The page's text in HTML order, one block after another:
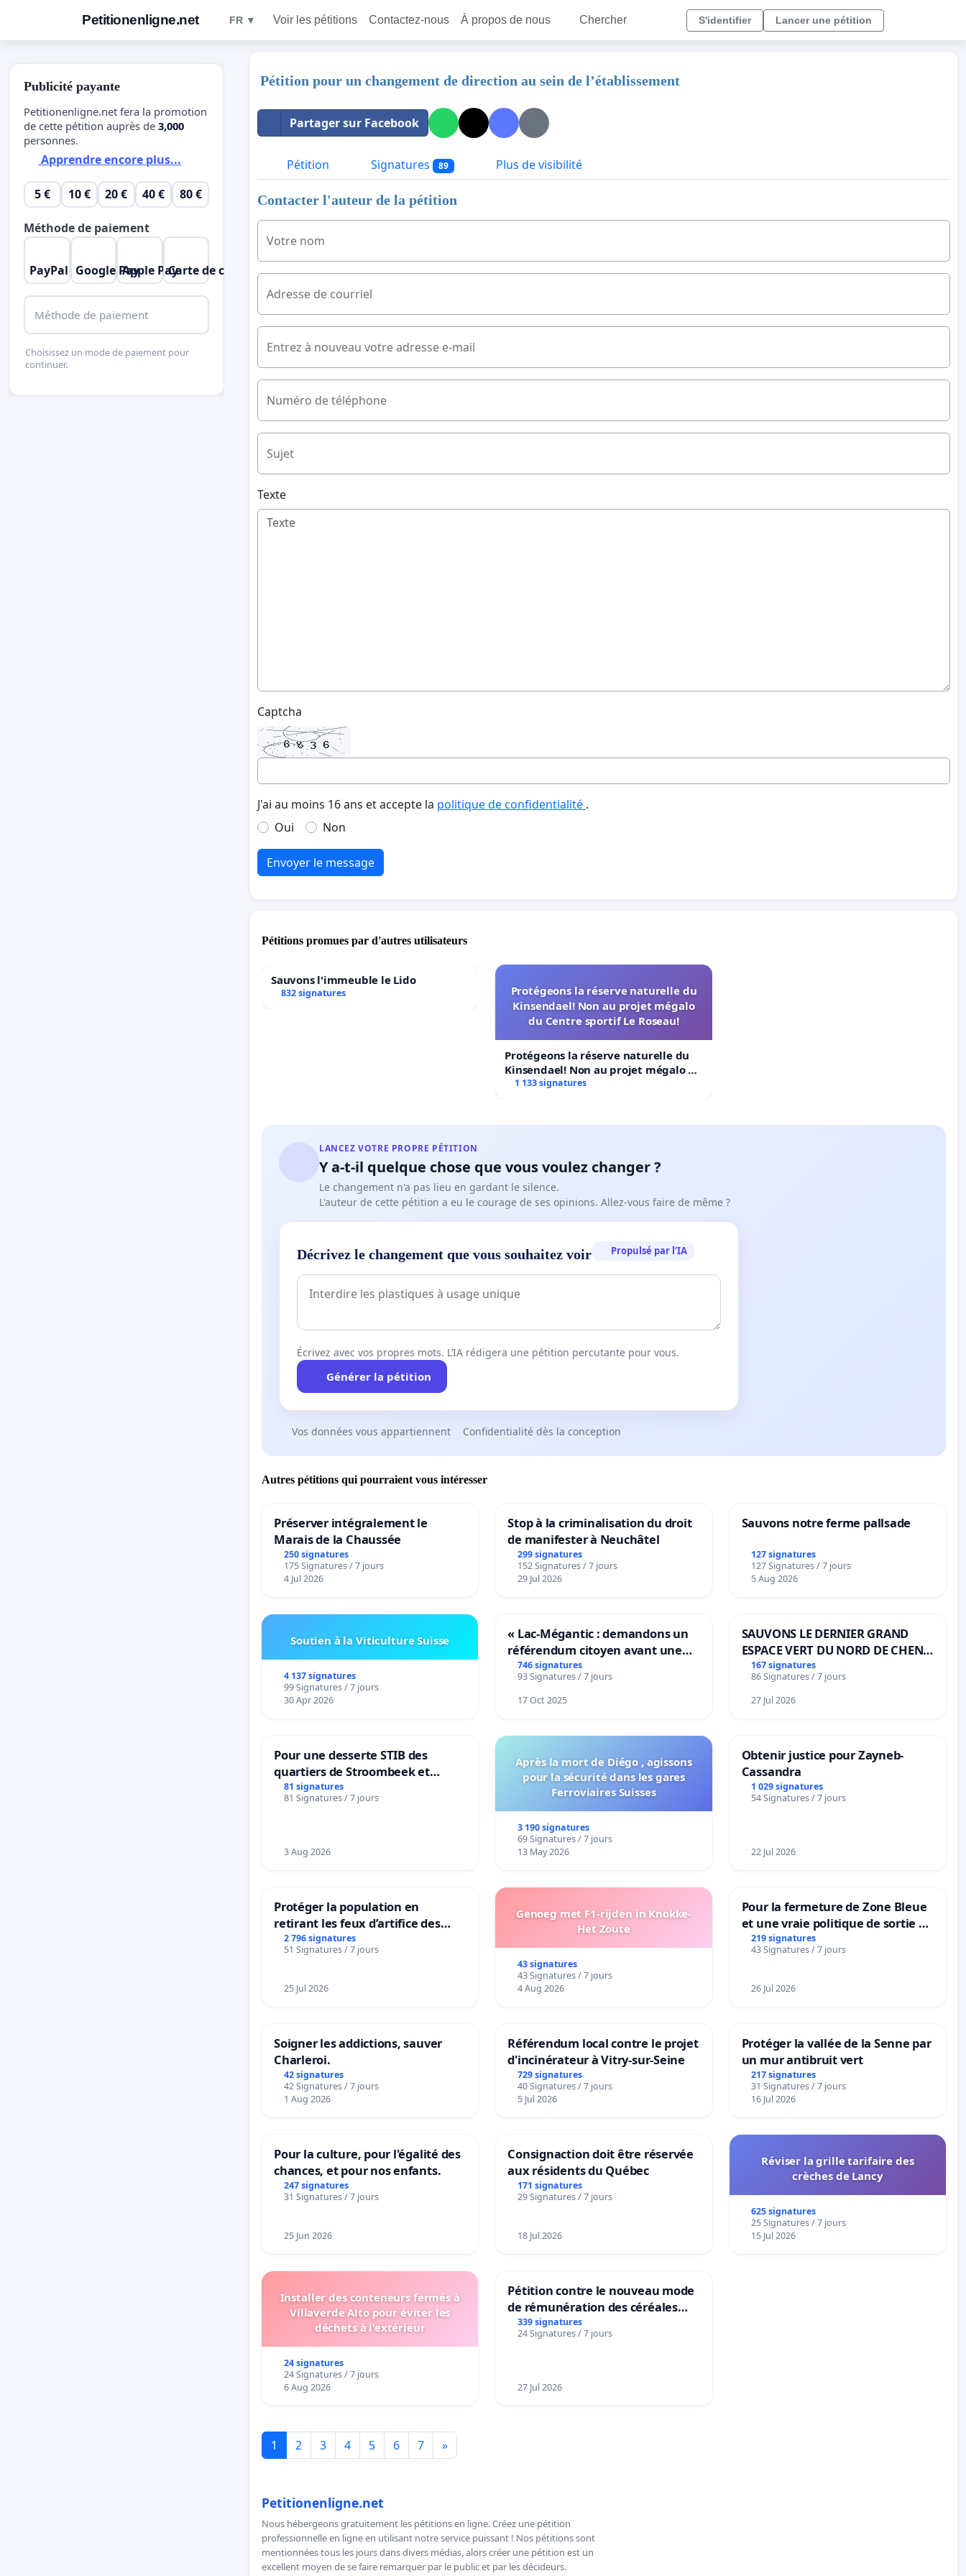
Petitionenligne.net FR ▼ Voir les pétitions Contactez-nous À propos de nous Chercher S'identifier Lancer une pétition
Pétition pour un changement de direction au sein de l’établissement
Partager sur Facebook
Pétition Signatures 89 Plus de visibilité
Contacter l'auteur de la pétition
Votre nom
Adresse de courriel
Entrez à nouveau votre adresse e-mail
Numéro de téléphone
Sujet
Texte
Captcha
J'ai au moins 16 ans et accepte la politique de confidentialité .
Oui
Non
Envoyer le message
Pétitions promues par d'autres utilisateurs
Sauvons l'immeuble le Lido
832 signatures
Protégeons la réserve naturelle du
Kinsendael! Non au projet mégalo
du Centre sportif Le Roseau!
Protégeons la réserve naturelle du
Kinsendael! Non au projet mégalo du
Centre sportif Le Roseau!
1 133 signatures
LANCEZ VOTRE PROPRE PÉTITION
Y a-t-il quelque chose que vous voulez changer ?
Le changement n'a pas lieu en gardant le silence.
L'auteur de cette pétition a eu le courage de ses opinions. Allez-vous faire de même ?
Décrivez le changement que vous souhaitez voir Propulsé par l’IA
Écrivez avec vos propres mots. L’IA rédigera une pétition percutante pour vous.
Générer la pétition
Vos données vous appartiennent Confidentialité dès la conception
Autres pétitions qui pourraient vous intéresser
Préserver intégralement le
Marais de la Chaussée
250 signatures
175 Signatures / 7 jours
4 Jul 2026
Stop à la criminalisation du droit
de manifester à Neuchâtel
299 signatures
152 Signatures / 7 jours
29 Jul 2026
Sauvons notre ferme pallsade
127 signatures
127 Signatures / 7 jours
5 Aug 2026
Soutien à la Viticulture Suisse
4 137 signatures
99 Signatures / 7 jours
30 Apr 2026
« Lac-Mégantic : demandons un
référendum citoyen avant une
transformation irréversible de
notre territoire »
746 signatures
93 Signatures / 7 jours
17 Oct 2025
SAUVONS LE DERNIER GRAND
ESPACE VERT DU NORD DE CHENE-
BOUGERIES
167 signatures
86 Signatures / 7 jours
27 Jul 2026
Pour une desserte STIB des
quartiers de Stroombeek et
Beauval - Voor een MIVB-
bediening van de wijken
81 signatures
81 Signatures / 7 jours
3 Aug 2026
Après la mort de Diégo , agissons
pour la sécurité dans les gares
Ferroviaires Suisses
3 190 signatures
69 Signatures / 7 jours
13 May 2026
Obtenir justice pour Zayneb-
Cassandra
1 029 signatures
54 Signatures / 7 jours
22 Jul 2026
Protéger la population en
retirant les feux d’artifice des
rayons
2 796 signatures
51 Signatures / 7 jours
25 Jul 2026
Genoeg met F1-rijden in Knokke-
Het Zoute
43 signatures
43 Signatures / 7 jours
4 Aug 2026
Pour la fermeture de Zone Bleue
et une vraie politique de sortie de
la dépendance
219 signatures
43 Signatures / 7 jours
26 Jul 2026
Soigner les addictions, sauver
Charleroi.
42 signatures
42 Signatures / 7 jours
1 Aug 2026
Référendum local contre le projet
d'incinérateur à Vitry-sur-Seine
729 signatures
40 Signatures / 7 jours
5 Jul 2026
Protéger la vallée de la Senne par
un mur antibruit vert
217 signatures
31 Signatures / 7 jours
16 Jul 2026
Pour la culture, pour l'égalité des
chances, et pour nos enfants.
247 signatures
31 Signatures / 7 jours
25 Jun 2026
Consignaction doit être réservée
aux résidents du Québec
171 signatures
29 Signatures / 7 jours
18 Jul 2026
Réviser la grille tarifaire des
crèches de Lancy
625 signatures
25 Signatures / 7 jours
15 Jul 2026
Installer des conteneurs fermés à
Villaverde Alto pour éviter les
déchets à l'extérieur
24 signatures
24 Signatures / 7 jours
6 Aug 2026
Pétition contre le nouveau mode
de rémunération des céréales
panifiables de Swiss granum basé
sur la teneur en protéines
339 signatures
24 Signatures / 7 jours
27 Jul 2026
1 2 3 4 5 6 7 »
Petitionenligne.net
Nous hébergeons gratuitement les pétitions en ligne. Créez une pétition
professionnelle en ligne en utilisant notre service puissant ! Nos pétitions sont
mentionnées tous les jours dans divers médias, alors créer une pétition est un
excellent moyen de se faire remarquer par le public et par les décideurs.
Publicité payante
Petitionenligne.net fera la promotion
de cette pétition auprès de 3,000
personnes.
Apprendre encore plus...
5 € 10 € 20 € 40 € 80 €
Méthode de paiement
PayPal Google PayApple PayCarte de crédit
Méthode de paiement
Choisissez un mode de paiement pour
continuer.